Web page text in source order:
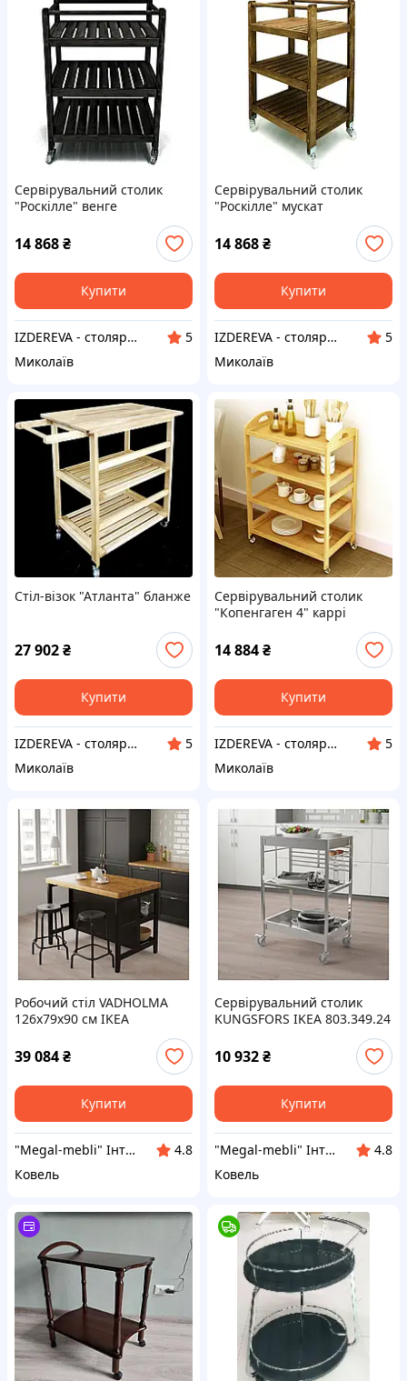
Сервірувальний столик
"Роскілле" венге
14 868₴
Купити
IZDEREVA - столярна майстерня
5
Миколаїв
Сервірувальний столик
"Роскілле" мускат
14 868₴
Купити
IZDEREVA - столярна майстерня
5
Миколаїв
Стіл-візок "Атланта" бланже
27 902₴
Купити
IZDEREVA - столярна майстерня
5
Миколаїв
Сервірувальний столик
"Копенгаген 4" каррі
14 884₴
Купити
IZDEREVA - столярна майстерня
5
Миколаїв
Робочий стіл VADHOLMA
126x79x90 см IKEA
39 084₴
Купити
"Megal-mebli" Інтернет-магазин меблів та товарів для дому
4.8
Ковель
Сервірувальний столик
KUNGSFORS IKEA 803.349.24
10 932₴
Купити
"Megal-mebli" Інтернет-магазин меблів та товарів для дому
4.8
Ковель